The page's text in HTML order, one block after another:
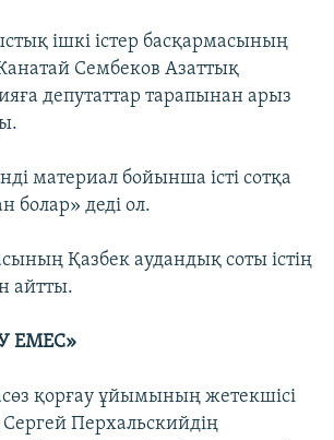
ішкі істер басқармасының
Сембеков Азаттық
депутаттар тарапынан арыз
материал бойынша істі сотқа
болар» деді ол.
Қазбек аудандық соты істің
айтты.
ЕМЕС»
қорғау ұйымының жетекшісі
Перхальскийдің